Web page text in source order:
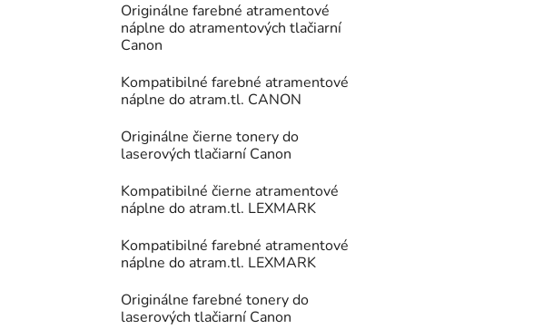
Originálne farebné atramentové
náplne do atramentových tlačiarní
Canon
Kompatibilné farebné atramentové
náplne do atram.tl. CANON
Originálne čierne tonery do
laserových tlačiarní Canon
Kompatibilné čierne atramentové
náplne do atram.tl. LEXMARK
Kompatibilné farebné atramentové
náplne do atram.tl. LEXMARK
Originálne farebné tonery do
laserových tlačiarní Canon